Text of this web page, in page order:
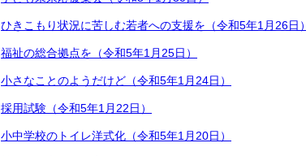
ひきこもり状況に苦しむ若者への支援を（令和5年1月26日）
福祉の総合拠点を（令和5年1月25日）
小さなことのようだけど（令和5年1月24日）
採用試験（令和5年1月22日）
小中学校のトイレ洋式化（令和5年1月20日）